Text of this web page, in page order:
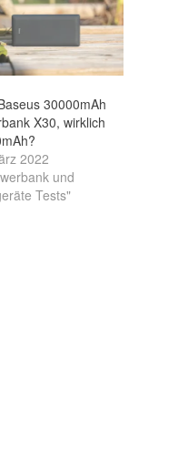
30000mAh
X30, wirklich
2022
und
Tests"